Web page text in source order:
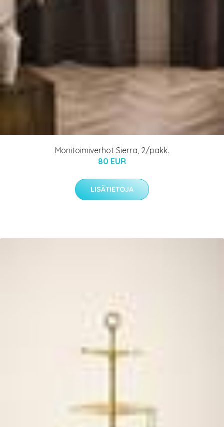
Monitoimiverhot Sierra, 2/pakk.
80 EUR
LISÄTIETOJA